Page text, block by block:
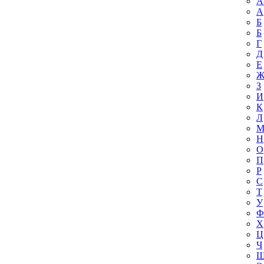
А
Б
Б
Г
Д
Е
Ж
З
И
К
Л
М
Н
О
П
Р
С
Т
У
Ф
Х
Ц
Ч